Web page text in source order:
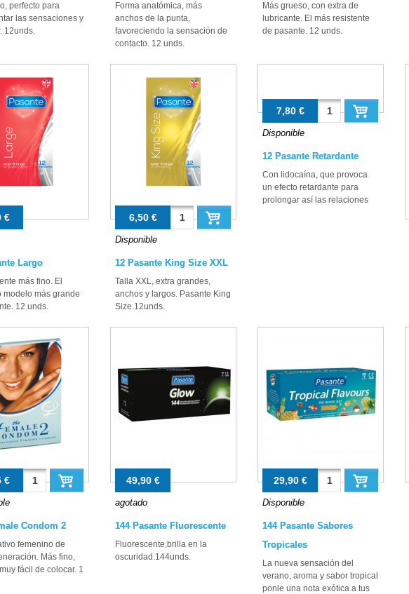
perfecto para
las sensaciones y
12unds.
Forma anatómica, más
anchos de la punta,
favoreciendo la sensación de
contacto. 12 unds.
Más grueso, con extra de
lubricante. El más resistente
de pasante. 12 unds.
€
Largo
más fino. El
modelo más grande
12 unds.
6,50 €
Disponible
12 Pasante King Size XXL
Talla XXL, extra grandes,
anchos y largos. Pasante King
Size.12unds.
7,80 €
Disponible
12 Pasante Retardante
Con lidocaína, que provoca
un efecto retardante para
prolongar así las relaciones
€
Condom 2
femenino de
Más fino,
fácil de colocar. 1
49,90 €
agotado
144 Pasante Fluorescente
Fluorescente,brilla en la
oscuridad.144unds.
29,90 €
Disponible
144 Pasante Sabores
Tropicales
La nueva sensación del
verano, aroma y sabor tropical
ponle una nota exótica a tus